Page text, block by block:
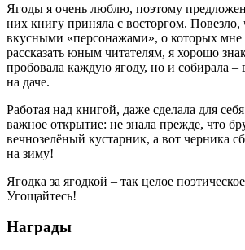
Ягоды я очень люблю, поэтому
них книгу приняла с восторгом. Повезло,
вкусными «персонажами», о которых мне
рассказать юным читателям, я хорошо
пробовала каждую ягоду, но и собирала –
на даче.
Работая над книгой, даже сделала для
важное открытие: не знала прежде, что
вечнозелёный кустарник, а вот черника
на зиму!
Ягодка за ягодкой – так целое
Угощайтесь!
Награды